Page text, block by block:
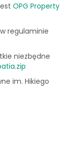
OPG Property
regulaminie
niezbędne
im. Hikiego